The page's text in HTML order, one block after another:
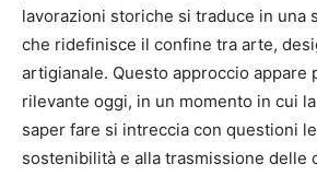
lavorazioni storiche si traduce in una
che ridefinisce il confine tra arte,
artigianale. Questo approccio appare
rilevante oggi, in un momento in cui
saper fare si intreccia con questioni
sostenibilità e alla trasmissione delle